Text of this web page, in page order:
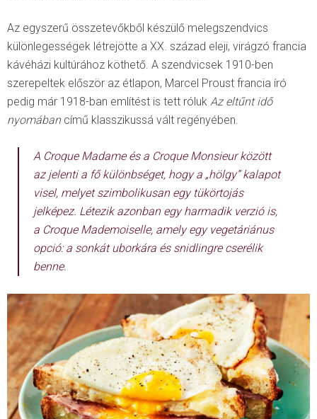
Az egyszerű összetevőkből készülő melegszendvics
különlegességek létrejötte a XX. század eleji, virágzó francia
kávéházi kultúrához köthető. A szendvicsek 1910-ben
szerepeltek először az étlapon, Marcel Proust francia író
pedig már 1918-ban említést is tett róluk Az eltűnt idő
nyomábancímű klasszikussá vált regényében.
A Croque Madameés a Croque Monsieurközött
az jelenti a fő különbséget, hogy a „hölgy” kalapot
visel, melyet szimbolikusan egy tükörtojás
jelképez. Létezik azonban egy harmadik verzió is,
a Croque Mademoiselle, amely egy vegetáriánus
opció: a sonkát uborkára és snidlingre cserélik
benne.